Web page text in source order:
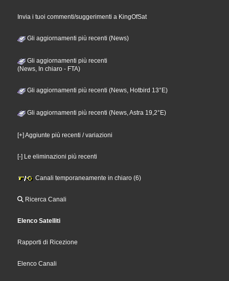
Invia i tuoi commenti/suggerimenti a KingOfSat
Gli aggiornamenti più recenti (News)
Gli aggiornamenti più recenti
(News, In chiaro - FTA)
Gli aggiornamenti più recenti (News, Hotbird 13°E)
Gli aggiornamenti più recenti (News, Astra 19,2°E)
[+] Aggiunte più recenti / variazioni
[-] Le eliminazioni più recenti
Canali temporaneamente in chiaro (6)
Ricerca Canali
Elenco Satelliti
Rapporti di Ricezione
Elenco Canali